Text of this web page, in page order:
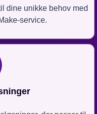
dine unikke behov med
service.